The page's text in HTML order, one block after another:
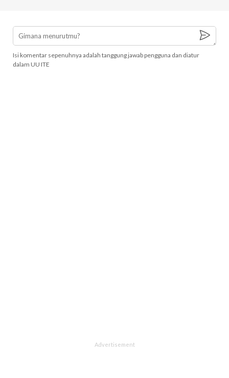
Isi komentar sepenuhnya adalah tanggung jawab pengguna dan diatur
dalam UU ITE